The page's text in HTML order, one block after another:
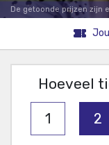
De getoonde prijzen zijn
Hoeveel
1 2